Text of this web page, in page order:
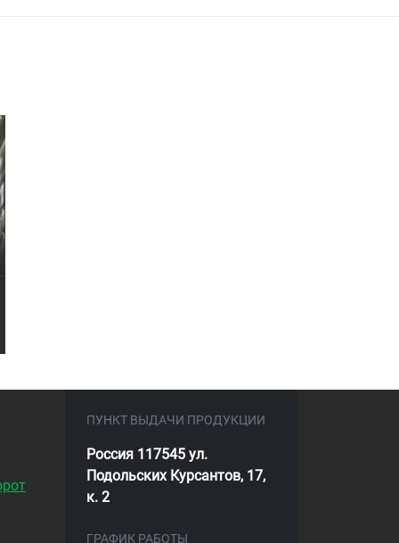
ПУНКТ ВЫДАЧИ ПРОДУКЦИИ
Россия 117545 ул.
Подольских Курсантов, 17,
к. 2
ГРАФИК РАБОТЫ